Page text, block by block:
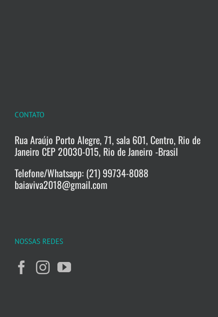
CONTATO
Rua Araújo Porto Alegre, 71, sala 601, Centro, Rio de
Janeiro CEP 20030-015, Rio de Janeiro -Brasil
Telefone/Whatsapp: (21) 99734-8088
baiaviva2018@gmail.com
NOSSAS REDES